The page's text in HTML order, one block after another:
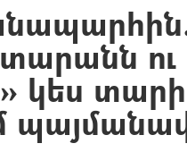
ու
կես տարի